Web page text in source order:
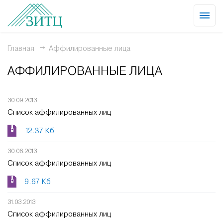
Главная Аффилированные лица
АФФИЛИРОВАННЫЕ ЛИЦА
30.09.2013
12.37 Кб
Список аффилированных лиц
30.06.2013
9.67 Кб
Список аффилированных лиц
31.03.2013
Список аффилированных лиц